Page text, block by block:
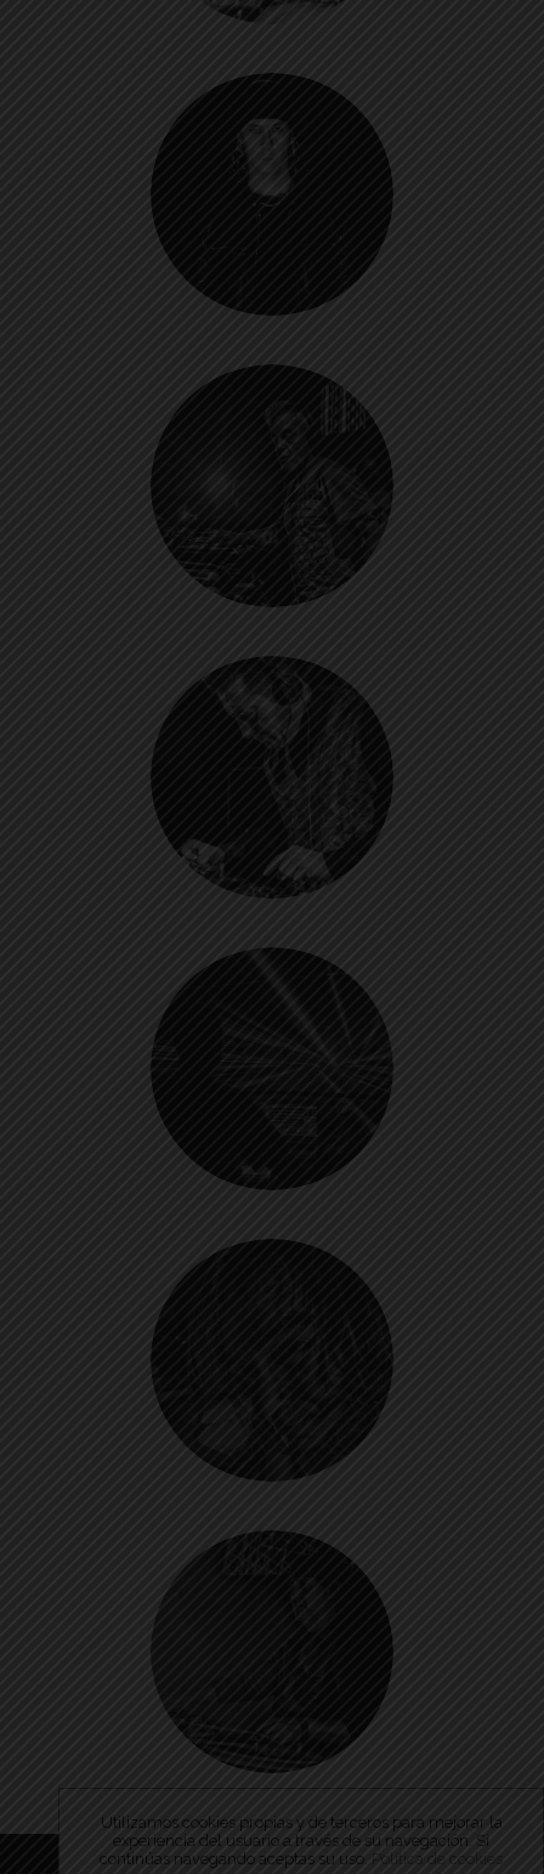
Utilizamos cookies propias y de terceros para mejorar la
experiencia del usuario a través de su navegación. Si
continúas navegando aceptas su uso. Política de cookies